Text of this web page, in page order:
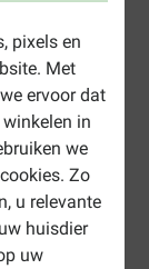
pixels en
Met
ervoor dat
in
we
Zo
u relevante
huisdier
uw
is voor
tot)
Light
het